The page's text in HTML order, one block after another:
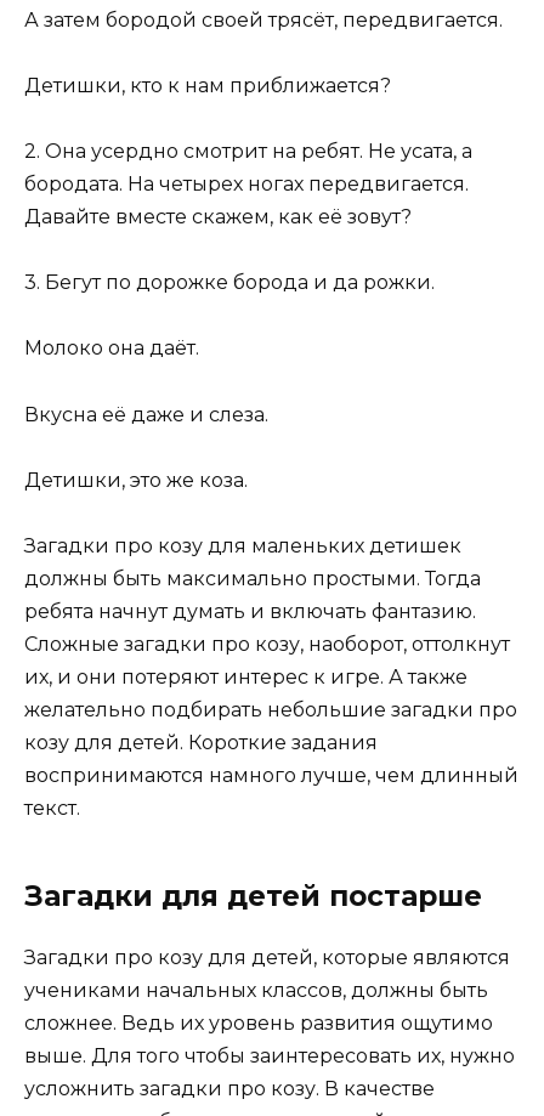
А затем бородой своей трясёт, передвигается.
Детишки, кто к нам приближается?
2. Она усердно смотрит на ребят. Не усата, а
бородата. На четырех ногах передвигается.
Давайте вместе скажем, как её зовут?
3. Бегут по дорожке борода и да рожки.
Молоко она даёт.
Вкусна её даже и слеза.
Детишки, это же коза.
Загадки про козу для маленьких детишек
должны быть максимально простыми. Тогда
ребята начнут думать и включать фантазию.
Сложные загадки про козу, наоборот, оттолкнут
их, и они потеряют интерес к игре. А также
желательно подбирать небольшие загадки про
козу для детей. Короткие задания
воспринимаются намного лучше, чем длинный
текст.
Загадки для детей постарше
Загадки про козу для детей, которые являются
учениками начальных классов, должны быть
сложнее. Ведь их уровень развития ощутимо
выше. Для того чтобы заинтересовать их, нужно
усложнить загадки про козу. В качестве